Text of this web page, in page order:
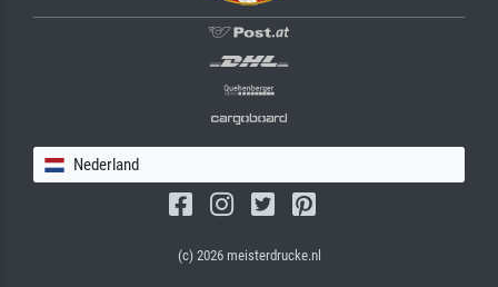
Nederland
(c) 2026 meisterdrucke.nl